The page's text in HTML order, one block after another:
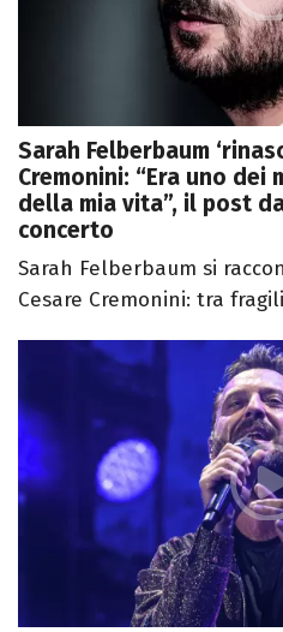
Sarah Felberbaum
Cremonini: “Era uno
della mia vita”, il post
concerto
Sarah Felberbaum si
Cesare Cremonini: tra